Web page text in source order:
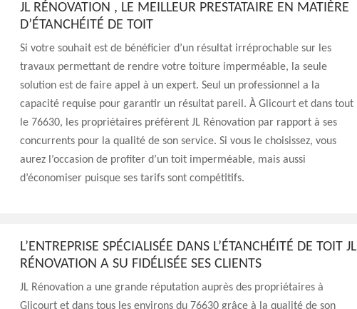
JL RÉNOVATION , LE MEILLEUR PRESTATAIRE EN MATIÈRE
D’ÉTANCHÉITÉ DE TOIT
Si votre souhait est de bénéficier d’un résultat irréprochable sur les
travaux permettant de rendre votre toiture imperméable, la seule
solution est de faire appel à un expert. Seul un professionnel a la
capacité requise pour garantir un résultat pareil. À Glicourt et dans tout
le 76630, les propriétaires préfèrent JL Rénovation par rapport à ses
concurrents pour la qualité de son service. Si vous le choisissez, vous
aurez l’occasion de profiter d’un toit imperméable, mais aussi
d’économiser puisque ses tarifs sont compétitifs.
L’ENTREPRISE SPÉCIALISÉE DANS L’ÉTANCHÉITÉ DE TOIT JL
RÉNOVATION A SU FIDÉLISÉE SES CLIENTS
JL Rénovation a une grande réputation auprès des propriétaires à
Glicourt et dans tous les environs du 76630 grâce à la qualité de son